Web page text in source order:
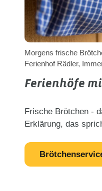
Morgens frische
Ferienhof Rädler,
Ferienhöfe
Frische Brötchen -
Erklärung, das